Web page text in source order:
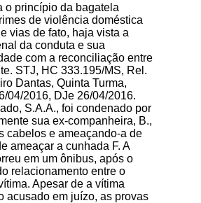
o princípio da bagatela
de violência doméstica
vias de fato, haja vista a
da conduta e sua
com a reconciliação entre
STJ, HC 333.195/MS, Rel.
Dantas, Quinta Turma,
04/2016, DJe 26/04/2016.
S.A.A., foi condenado por
sua ex-companheira, B.,
cabelos e ameaçando-a de
ameaçar a cunhada F. A
em um ônibus, após o
relacionamento entre o
Apesar de a vítima
acusado em juízo, as provas